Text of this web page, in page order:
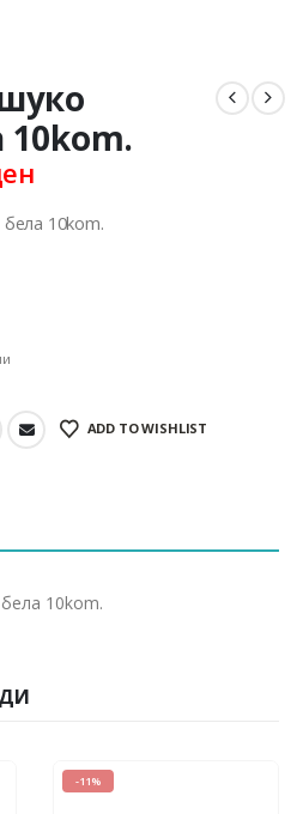
10kom.
Current
is:10kom.
ADD TO WISHLIST
10kom.
-25%